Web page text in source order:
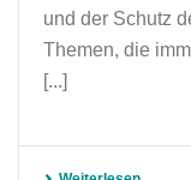
und der Schutz
Themen, die
[...]